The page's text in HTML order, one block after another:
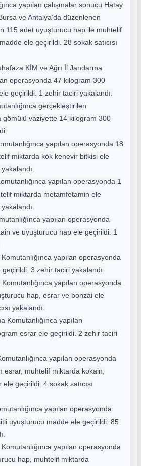
yapılan çalışmalar sonucu Hatay
Bursa ve Antalya’da düzenlenen
115 adet uyuşturucu hap ile muhtelif
ele geçirildi. 28 sokak satıcısı
KİM ve Ağrı İl Jandarma
operasyonda 47 kilogram 300
geçirildi. 1 zehir taciri yakalandı.
gerçekleştirilen
vaziyette 14 kilogram 300
yapılan operasyonda 18
miktarda kök kenevir bitkisi ele
yapılan operasyonda 1
miktarda metamfetamin ele
yapılan operasyonda
ve uyuşturucu hap ele geçirildi. 1
yapılan operasyonda
3 zehir taciri yakalandı.
yapılan operasyonda
hap, esrar ve bonzai ele
yakalandı.
Komutanlığınca yapılan
esrar ele geçirildi. 2 zehir taciri
yapılan operasyonda
esrar, muhtelif miktarda kokain,
geçirildi. 4 sokak satıcısı
yapılan operasyonda
uyuşturucu madde ele geçirildi. 85
yapılan operasyonda
hap, muhtelif miktarda